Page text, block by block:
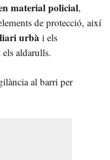
material policial,
de protecció, així
urbà i els
aldarulls.
al barri per